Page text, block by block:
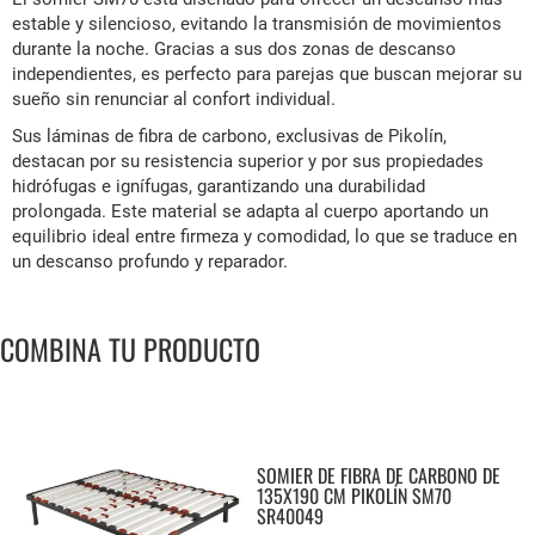
estable y silencioso, evitando la transmisión de movimientos
durante la noche. Gracias a sus dos zonas de descanso
independientes, es perfecto para parejas que buscan mejorar su
sueño sin renunciar al confort individual.
Sus láminas de fibra de carbono, exclusivas de Pikolín,
destacan por su resistencia superior y por sus propiedades
hidrófugas e ignífugas, garantizando una durabilidad
prolongada. Este material se adapta al cuerpo aportando un
equilibrio ideal entre firmeza y comodidad, lo que se traduce en
un descanso profundo y reparador.
COMBINA TU PRODUCTO
SOMIER DE FIBRA DE CARBONO DE
135X190 CM PIKOLÍN SM70
SR40049